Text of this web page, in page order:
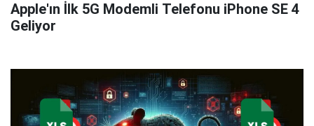
Apple'ın İlk 5G Modemli Telefonu iPhone SE 4
Geliyor